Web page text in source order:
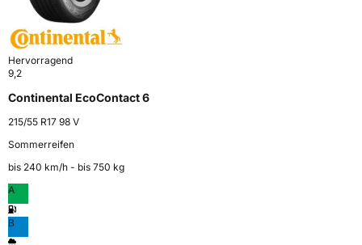
Hervorragend
9,2
Continental EcoContact 6
215/55 R17 98 V
Sommerreifen
bis 240 km⁠/⁠h - bis 750 kg
A
B